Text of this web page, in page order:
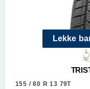
Lekke
155 / 80 R 13 79T